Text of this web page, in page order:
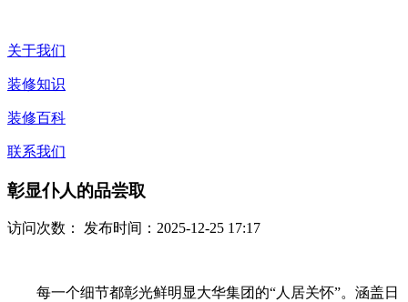
关于我们
装修知识
装修百科
联系我们
彰显仆人的品尝取
访问次数： 发布时间：2025-12-25 17:17
每一个细节都彰光鲜明显大华集团的“人居关怀”。涵盖日